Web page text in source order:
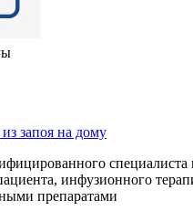
запоя на дому
специалиста
инфузионного
препаратами